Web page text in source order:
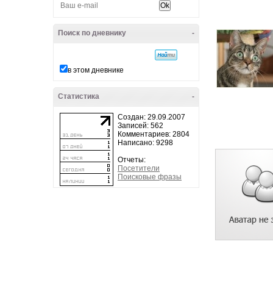
-
Поиск по дневнику
в этом дневнике
-
Статистика
Создан: 29.09.2007
Записей: 562
Комментариев: 2804
Написано: 9298
Отчеты:
Посетители
Поисковые фразы